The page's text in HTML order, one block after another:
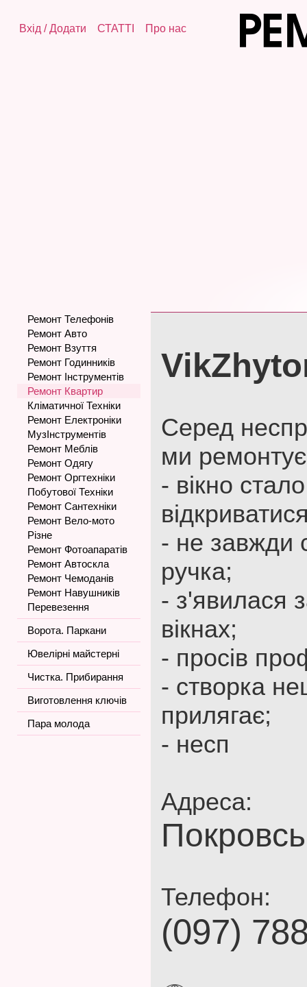
Вхід /Додати СТАТТІ Про нас
Ремонт Телефонів
Ремонт Авто
Ремонт Взуття
Ремонт Годинників
Ремонт Інструментів
Ремонт Квартир
Кліматичної Техніки
Ремонт Електроніки
МузІнструментів
Ремонт Меблів
Ремонт Одягу
Ремонт Оргтехніки
Побутової Техніки
Ремонт Сантехніки
Ремонт Вело-мото
Різне
Ремонт Фотоапаратів
Ремонт Автоскла
Ремонт Чемоданів
Ремонт Навушників
Перевезення
Ворота. Паркани
Ювелірні майстерні
Чистка. Прибирання
Виготовлення ключів
Пара молода
Серед
ми
- вікно
- не завжди
ручка;
- з'явилася
вікнах;
- просів
- створка
прилягає;
- несп
Адреса:
Телефон:
(097)